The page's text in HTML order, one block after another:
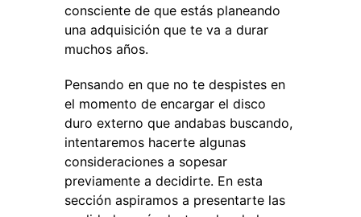
consciente de que estás planeando
una adquisición que te va a durar
muchos años.
Pensando en que no te despistes en
el momento de encargar el disco
duro externo que andabas buscando,
intentaremos hacerte algunas
consideraciones a sopesar
previamente a decidirte. En esta
sección aspiramos a presentarte las